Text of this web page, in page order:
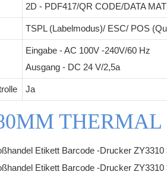
2D - PDF417/QR CODE/DATA
TSPL (Labelmodus)/ ESC/ POS
Eingabe - AC 100V -240V/60 Hz
Ausgang - DC 24 V/2,5a
Ja